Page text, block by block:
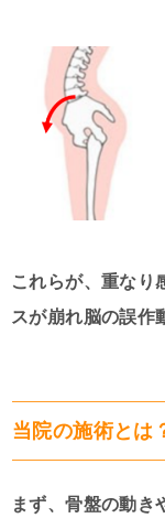
これらが、重なり
スが崩れ脳の誤作
当院の施術とは
まず、骨盤の動き